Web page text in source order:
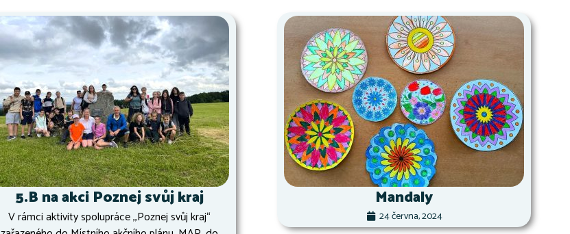
5.B na akci Poznej svůj kraj
V rámci aktivity spolupráce ,,Poznej svůj kraj“
Mandaly
24 června, 2024